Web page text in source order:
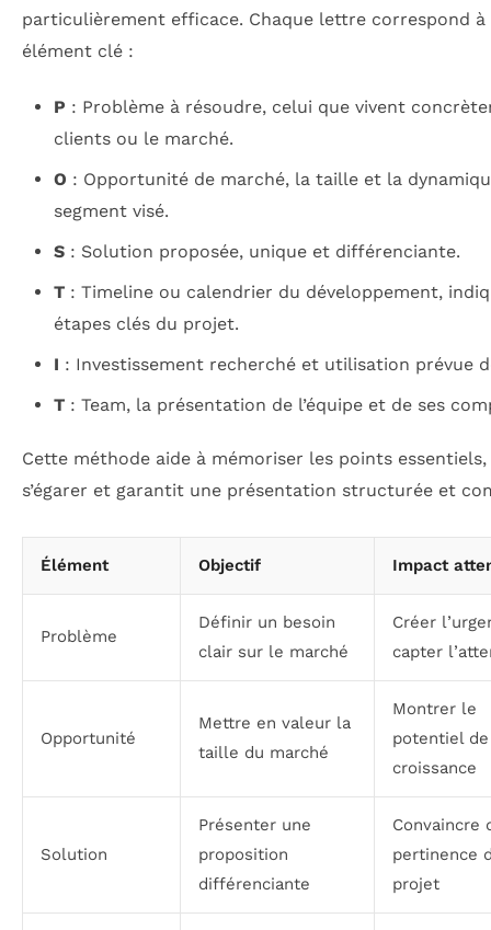
particulièrement efficace. Chaque lettre correspond à
élément clé :
P : Problème à résoudre, celui que vivent
clients ou le marché.
O : Opportunité de marché, la taille et la
segment visé.
S: Solution proposée, unique et différenciante.
T: Timeline ou calendrier du développement,
étapes clés du projet.
I : Investissement recherché et utilisation prévue
T: Team, la présentation de l’équipe et de ses
Cette méthode aide à mémoriser les points
s’égarer et garantit une présentation structurée et
Élément Objectif Impact
Problème
Définir un besoin
clair sur le marché
Créer
capter
Opportunité
Mettre en valeur la
taille du marché
Montrer le
potentiel de
croissance
Solution
Présenter une
proposition
différenciante
Convaincre
pertinence
projet